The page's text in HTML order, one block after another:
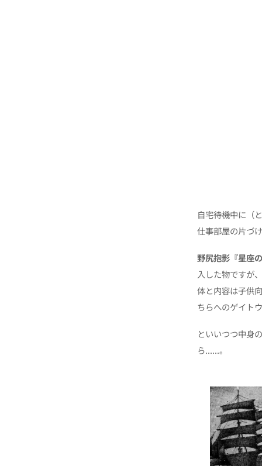
自宅待機中に（
仕事部屋の片づ
野尻抱影『星座
入した物ですが
体と内容は子供
ちらへのゲイト
といいつつ中身
ら......。